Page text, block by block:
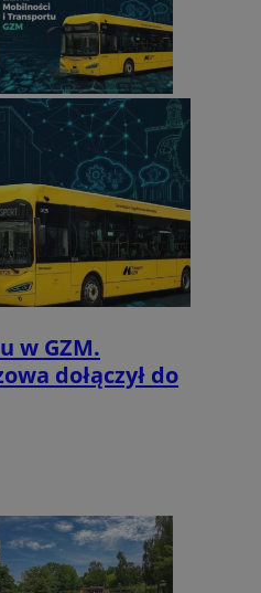
w GZM.
dołączył do